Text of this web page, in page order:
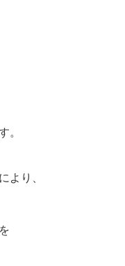
。
より、